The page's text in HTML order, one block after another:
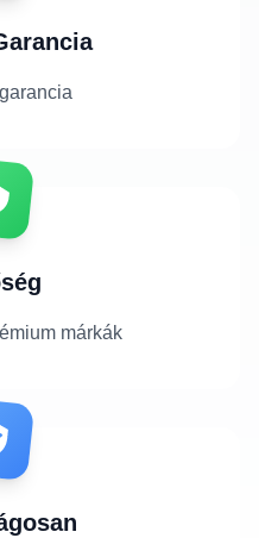
márkák